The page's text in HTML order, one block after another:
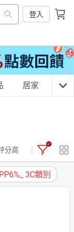
登入
親子玩具
居家 3C
分高
3C類別